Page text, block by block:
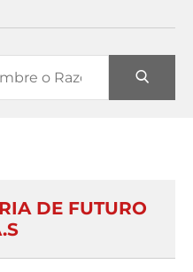
DE FUTURO